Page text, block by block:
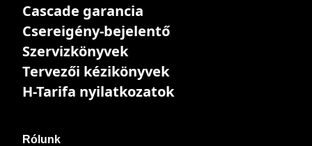
Cascade garancia
Csereigény-bejelentő
Szervizkönyvek
Tervezői kézikönyvek
H-Tarifa nyilatkozatok
Rólunk